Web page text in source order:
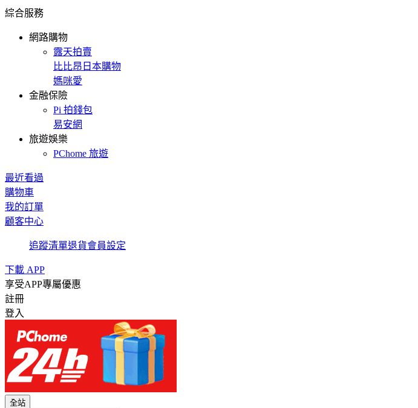
綜合服務
網路購物
露天拍賣
比比昂日本購物
媽咪愛
金融保險
Pi 拍錢包
易安網
旅遊娛樂
PChome 旅遊
最近看過
購物車
我的訂單
顧客中心
追蹤清單退貨會員設定
下載 APP
享受APP專屬優惠
註冊
登入
全站